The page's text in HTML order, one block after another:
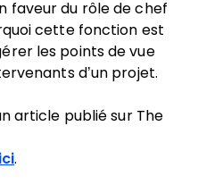
faveur du rôle de chef
cette fonction est
les points de vue
d’un projet.
article publié sur The
.